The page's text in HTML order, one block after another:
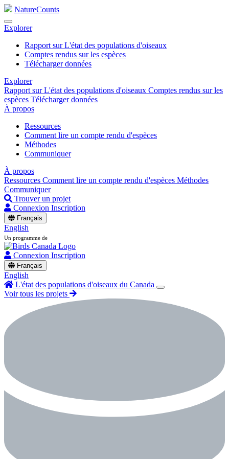
NatureCounts
Explorer
Rapport sur L'état des populations d'oiseaux
Comptes rendus sur les espèces
Télécharger données
Explorer
Rapport sur L'état des populations d'oiseaux Comptes rendus sur les
espèces Télécharger données
À propos
Ressources
Comment lire un compte rendu d'espèces
Méthodes
Communiquer
À propos
Ressources Comment lire un compte rendu d'espèces Méthodes
Communiquer
Trouver un projet
Connexion Inscription
Français
English
Un programme de
Connexion Inscription
Français
English
L'état des populations d'oiseaux du Canada
Voir tous les projets